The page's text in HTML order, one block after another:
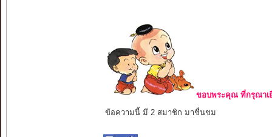
ขอบพระคุณ ที่กรุณาเ
ข้อความนี้ มี 2 สมาชิก มาชื่นชม